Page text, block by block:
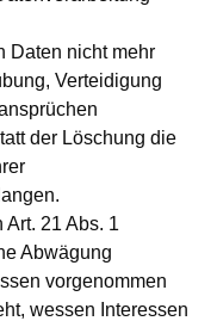
Daten nicht mehr
Verteidigung
der Löschung die
21 Abs. 1
Abwägung
vorgenommen
wessen Interessen